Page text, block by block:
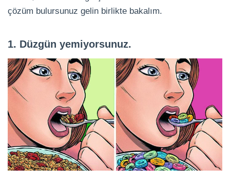
çözüm bulursunuz gelin birlikte bakalım.
1. Düzgün yemiyorsunuz.